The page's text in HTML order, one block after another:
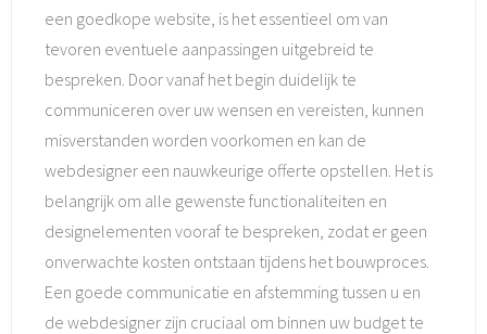
een goedkope website, is het essentieel om van
tevoren eventuele aanpassingen uitgebreid te
bespreken. Door vanaf het begin duidelijk te
communiceren over uw wensen en vereisten, kunnen
misverstanden worden voorkomen en kan de
webdesigner een nauwkeurige offerte opstellen. Het is
belangrijk om alle gewenste functionaliteiten en
designelementen vooraf te bespreken, zodat er geen
onverwachte kosten ontstaan tijdens het bouwproces.
Een goede communicatie en afstemming tussen u en
de webdesigner zijn cruciaal om binnen uw budget te